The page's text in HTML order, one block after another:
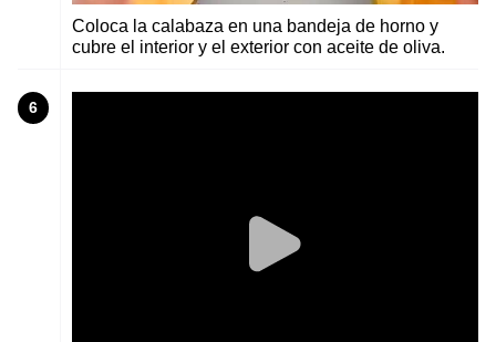
Coloca la calabaza en una bandeja de horno y
cubre el interior y el exterior con aceite de oliva.
6